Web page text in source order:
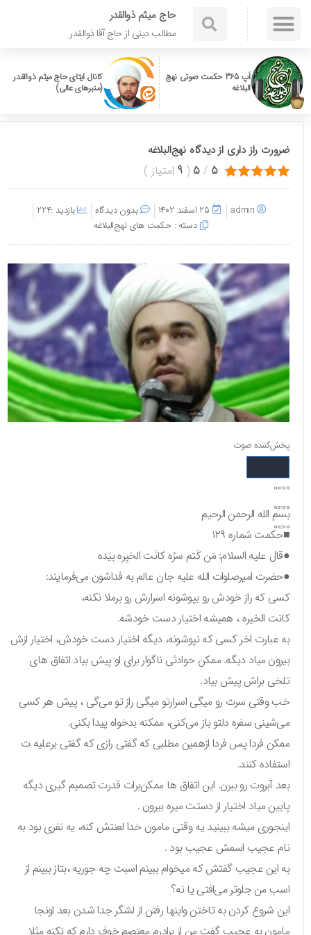
حاج میثم ذوالقدر
مطالب دینی از حاج آقا ذوالقدر
اَپ 365 حکمت صوتی نهج
البلاغه
کانال ایتای حاج میثم ذوالقدر
(منبرهای عالی)
ضرورت راز داری از دیدگاه نهج‌البلاغه
5
/
5
(
9 امتیاز)
admin ۲۵ اسفند ۱۴۰۲ بدون دیدگاه
بازدید :224
دسته :حکمت های نهج‌البلاغه
پخش‌کننده صوت
00:00
00:00
00:00
بسم الله الرحمن الرحیم
■حکمت شماره ۱۲۹
●قال علیه السلام: مَن کَتم سرُه کانَت الخیِره بیَده
●حضرت امیرصلوات الله علیه جان عالم به فداشون می‌فرمایند:
کسی که راز خودش رو بپوشونه اسرارش رو برملا نکنه،
کانت الخیره ، همیشه اختیار دست خودشه.
به عبارت اخر کسی که نپوشونه، دیگه اختیار دست خودش، اختیار ازش
بیرون میاد دیگه. ممکن حوادثی ناگوار برای او پیش بیاد اتفاق های
تلخی براش پیش بیاد.
خب وقتی سرت رو میگی اسرارتو میگی راز تو می‌گی ، پیش هر کسی
می‌شینی سفره دلتو باز می‌کنی، ممکنه بدخواه پیدا بکنی.
ممکن فردا پس فردا ازهمین مطلبی که گفتی رازی که گفتی برعلیه ت
استفاده کنند.
بعد آبروت رو ببرن. این اتفاق ها ممکن‌برات قدرت تصمیم گیری دیگه
پایین میاد اختیار از دستت میره بیرون .
اینجوری میشه ببینید یه وقتی مامون خدا لعنتش کنه، یه نفری بود به
نام عجیب اسمش عجیب بود .
به این عجیب گفتش که میخوام ببینم‌ اسبت چه جوریه ،بتاز ببینم از
اسب من جلوتر می‌افتی یا نه؟
این‌ شروع کردن به تاختن واینها رفتن از لشگر جدا شدن بعد اونجا
مامون به عجیب گفت من از برادرم‌ معتصم‌ خوف دارم که نکنه مثلا